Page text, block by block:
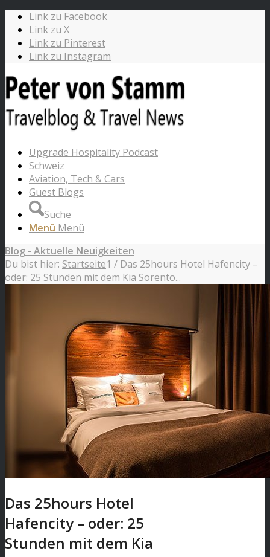
Link zu Facebook
Link zu X
Link zu Pinterest
Link zu Instagram
Upgrade Hospitality Podcast
Schweiz
Aviation, Tech & Cars
Guest Blogs
Suche
Menü Menü
Blog - Aktuelle Neuigkeiten
Du bist hier: Startseite1 / Das 25hours Hotel Hafencity –
oder: 25 Stunden mit dem Kia Sorento...
Das 25hours Hotel
Hafencity – oder: 25
Stunden mit dem Kia